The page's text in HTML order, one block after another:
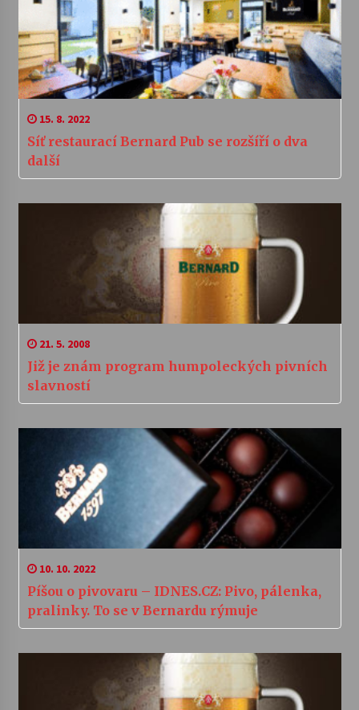
15. 8. 2022
Síť restaurací Bernard Pub se rozšíří o dva
další
21. 5. 2008
Již je znám program humpoleckých pivních
slavností
10. 10. 2022
Píšou o pivovaru – IDNES.CZ: Pivo, pálenka,
pralinky. To se v Bernardu rýmuje